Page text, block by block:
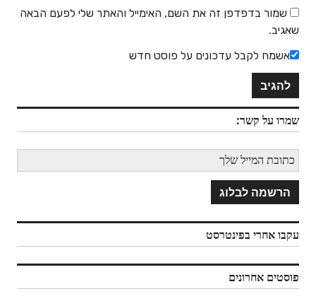
שמור בדפדפן זה את השם, האימייל והאתר שלי לפעם הבאה
שאגיב.
אשמח לקבל עדכונים על פוסט חדש
שמרו על קשר:
עקבו אחרי בפינטרסט
פוסטים אחרונים